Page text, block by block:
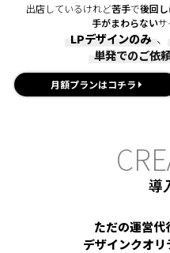
出店しているけれど苦手で後回し
手がまわらないサ
LPデザインのみ 、
単発でのご依
月額プランはコチラ
CRE
導
ただの運営代
デザインクオリ